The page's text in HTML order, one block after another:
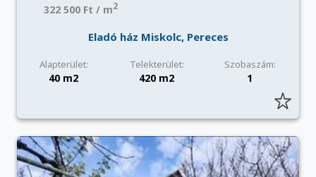
322 500 Ft / m2
Eladó ház Miskolc, Pereces
Alapterület: Telekterület: Szobaszám:
40 m2 420 m2 1